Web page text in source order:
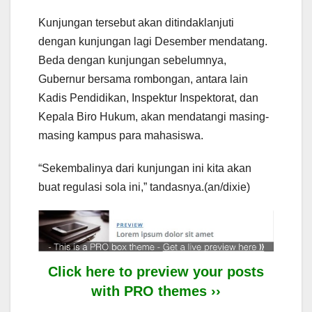
Kunjungan tersebut akan ditindaklanjuti
dengan kunjungan lagi Desember mendatang.
Beda dengan kunjungan sebelumnya,
Gubernur bersama rombongan, antara lain
Kadis Pendidikan, Inspektur Inspektorat, dan
Kepala Biro Hukum, akan mendatangi masing-
masing kampus para mahasiswa.
“Sekembalinya dari kunjungan ini kita akan
buat regulasi sola ini,” tandasnya.(an/dixie)
Click here to preview your posts
with PRO themes ››